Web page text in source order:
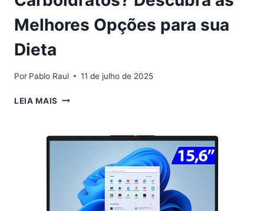
Melhores Opções para sua
Dieta
Por Pablo Raul 11 de julho de 2025
LEIA MAIS QUAL
BLOQUEADOR
CARBOIDRATOS?
DESCUBRA
MELHORES
OPÇÕES